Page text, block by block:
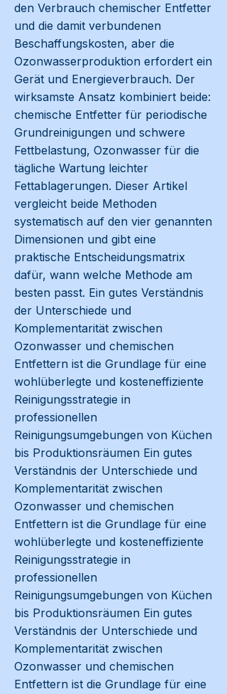
den Verbrauch chemischer Entfetter
und die damit verbundenen
Beschaffungskosten, aber die
Ozonwasserproduktion erfordert ein
Gerät und Energieverbrauch. Der
wirksamste Ansatz kombiniert beide:
chemische Entfetter für periodische
Grundreinigungen und schwere
Fettbelastung, Ozonwasser für die
tägliche Wartung leichter
Fettablagerungen. Dieser Artikel
vergleicht beide Methoden
systematisch auf den vier genannten
Dimensionen und gibt eine
praktische Entscheidungsmatrix
dafür, wann welche Methode am
besten passt. Ein gutes Verständnis
der Unterschiede und
Komplementarität zwischen
Ozonwasser und chemischen
Entfettern ist die Grundlage für eine
wohlüberlegte und kosteneffiziente
Reinigungsstrategie in
professionellen
Reinigungsumgebungen von Küchen
bis Produktionsräumen Ein gutes
Verständnis der Unterschiede und
Komplementarität zwischen
Ozonwasser und chemischen
Entfettern ist die Grundlage für eine
wohlüberlegte und kosteneffiziente
Reinigungsstrategie in
professionellen
Reinigungsumgebungen von Küchen
bis Produktionsräumen Ein gutes
Verständnis der Unterschiede und
Komplementarität zwischen
Ozonwasser und chemischen
Entfettern ist die Grundlage für eine